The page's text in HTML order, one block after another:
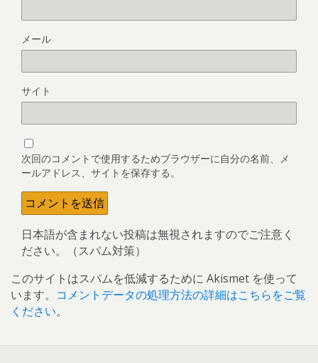
メール
サイト
次回のコメントで使用するためブラウザーに自分の名前、メ
ールアドレス、サイトを保存する。
日本語が含まれない投稿は無視されますのでご注意く
ださい。（スパム対策）
このサイトはスパムを低減するために Akismet を使って
います。 コメントデータの処理方法の詳細はこちらをご覧
ください。